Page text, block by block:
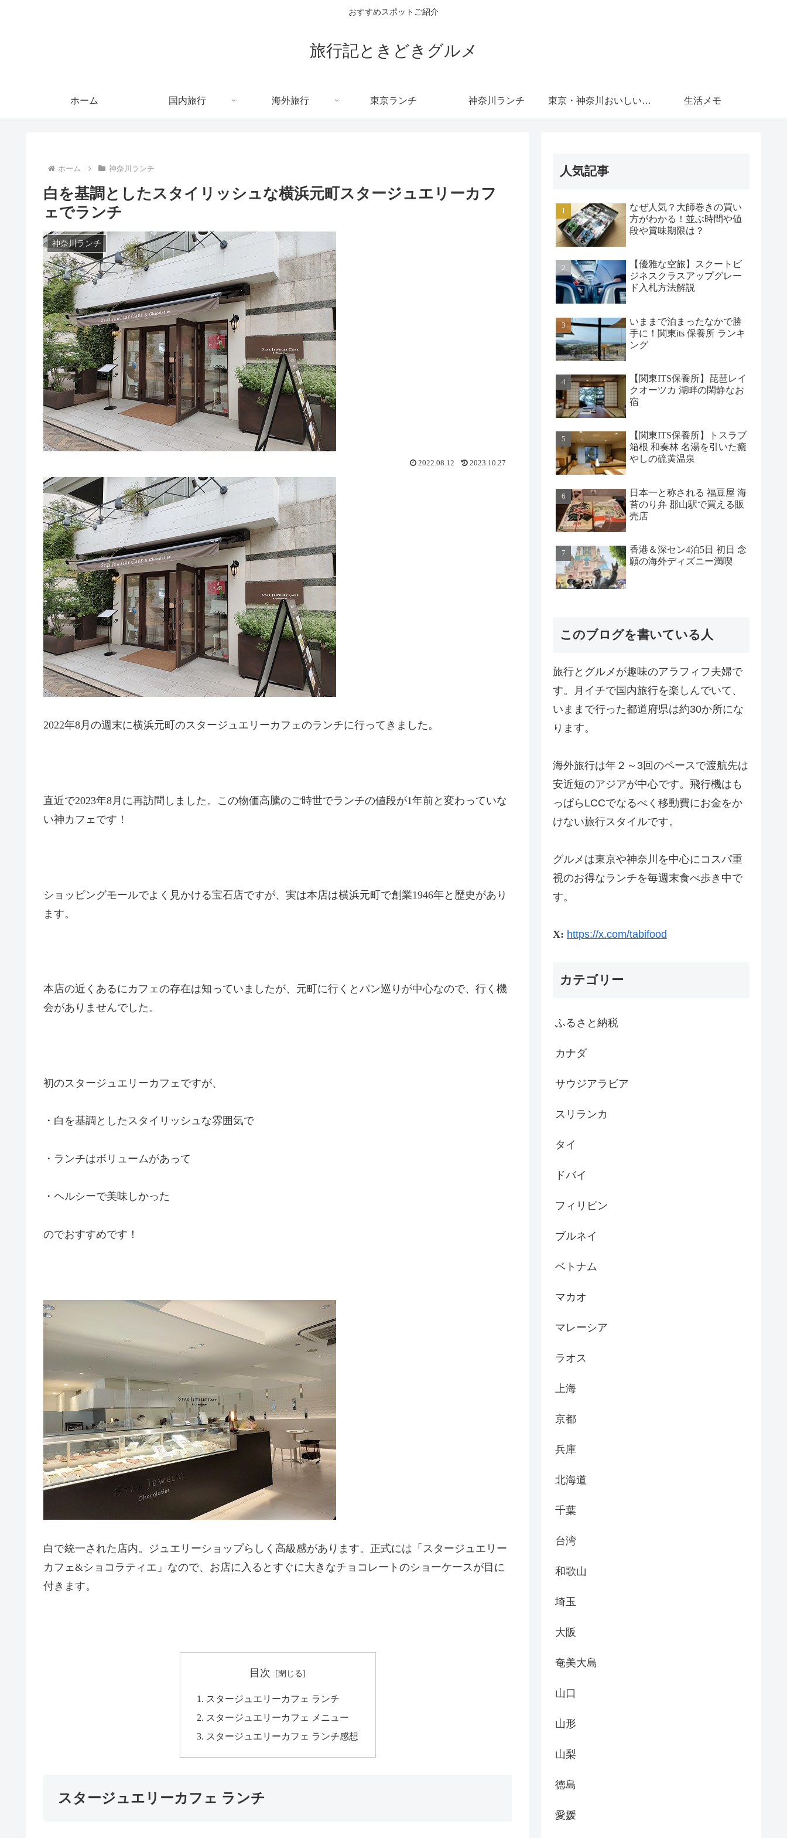
おすすめスポットご紹介
旅行記ときどきグルメ
ホーム 国内旅行 海外旅行 東京ランチ 神奈川ランチ 東京・神奈川おいしいもの 生活メモ
ホーム 神奈川ランチ
白を基調としたスタイリッシュな横浜元町スタージュエリーカフ
ェでランチ
神奈川ランチ
2022.08.12 2023.10.27
2022年8月の週末に横浜元町のスタージュエリーカフェのランチに行ってきました。
直近で2023年8月に再訪問しました。この物価高騰のご時世でランチの値段が1年前と変わっていな
い神カフェです！
ショッピングモールでよく見かける宝石店ですが、実は本店は横浜元町で創業1946年と歴史があり
ます。
本店の近くあるにカフェの存在は知っていましたが、元町に行くとパン巡りが中心なので、行く機
会がありませんでした。
初のスタージュエリーカフェですが、
・白を基調としたスタイリッシュな雰囲気で
・ランチはボリュームがあって
・ヘルシーで美味しかった
のでおすすめです！
白で統一された店内。ジュエリーショップらしく高級感があります。正式には「スタージュエリー
カフェ&ショコラティエ」なので、お店に入るとすぐに大きなチョコレートのショーケースが目に
付きます。
目次
スタージュエリーカフェ ランチ
スタージュエリーカフェ メニュー
スタージュエリーカフェ ランチ感想
スタージュエリーカフェ ランチ
人気記事
なぜ人気？大師巻きの買い
方がわかる！並ぶ時間や値
段や賞味期限は？
【優雅な空旅】スクートビ
ジネスクラスアップグレー
ド入札方法解説
いままで泊まったなかで勝
手に！関東its 保養所 ランキ
ング
【関東ITS保養所】琵琶レイ
クオーツカ 湖畔の閑静なお
宿
【関東ITS保養所】トスラブ
箱根 和奏林 名湯を引いた癒
やしの硫黄温泉
日本一と称される 福豆屋 海
苔のり弁 郡山駅で買える販
売店
香港＆深セン4泊5日 初日 念
願の海外ディズニー満喫
このブログを書いている人
旅行とグルメが趣味のアラフィフ夫婦で
す。月イチで国内旅行を楽しんでいて、
いままで行った都道府県は約30か所にな
ります。
海外旅行は年２～3回のペースで渡航先は
安近短のアジアが中心です。飛行機はも
っぱらLCCでなるべく移動費にお金をか
けない旅行スタイルです。
グルメは東京や神奈川を中心にコスパ重
視のお得なランチを毎週末食べ歩き中で
す。
X: https://x.com/tabifood
カテゴリー
ふるさと納税
カナダ
サウジアラビア
スリランカ
タイ
ドバイ
フィリピン
ブルネイ
ベトナム
マカオ
マレーシア
ラオス
上海
京都
兵庫
北海道
千葉
台湾
和歌山
埼玉
大阪
奄美大島
山口
山形
山梨
徳島
愛媛